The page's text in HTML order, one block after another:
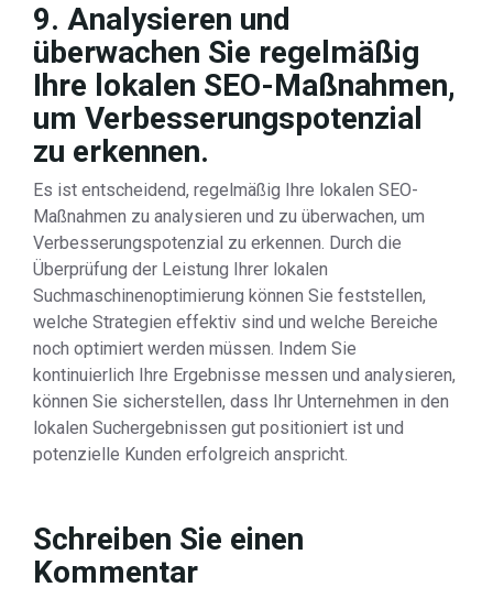
9. Analysieren und
überwachen Sie regelmäßig
Ihre lokalen SEO-Maßnahmen,
um Verbesserungspotenzial
zu erkennen.
Es ist entscheidend, regelmäßig Ihre lokalen SEO-
Maßnahmen zu analysieren und zu überwachen, um
Verbesserungspotenzial zu erkennen. Durch die
Überprüfung der Leistung Ihrer lokalen
Suchmaschinenoptimierung können Sie feststellen,
welche Strategien effektiv sind und welche Bereiche
noch optimiert werden müssen. Indem Sie
kontinuierlich Ihre Ergebnisse messen und analysieren,
können Sie sicherstellen, dass Ihr Unternehmen in den
lokalen Suchergebnissen gut positioniert ist und
potenzielle Kunden erfolgreich anspricht.
Schreiben Sie einen
Kommentar